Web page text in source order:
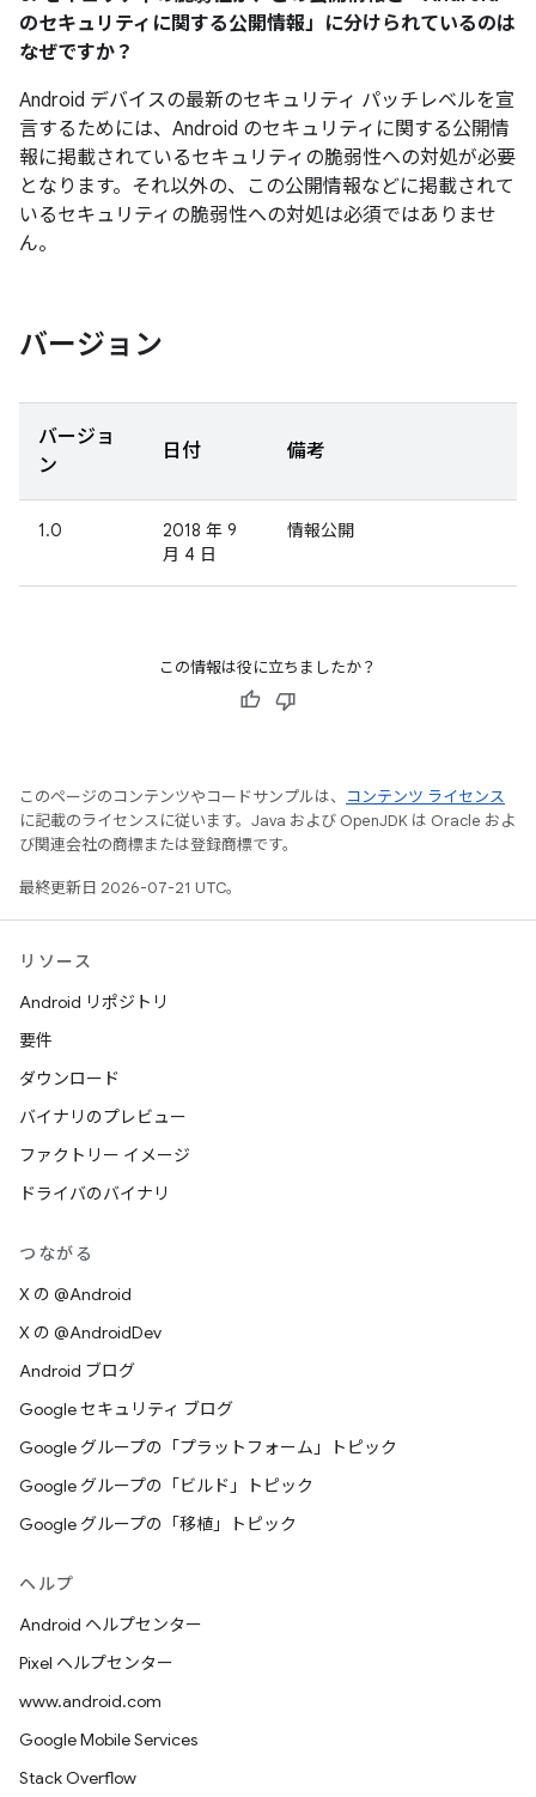
のセキュリティに関する公開情報」に分けられているのは
なぜですか？
Android デバイスの最新のセキュリティ パッチレベルを宣
言するためには、Android のセキュリティに関する公開情
報に掲載されているセキュリティの脆弱性への対処が必要
となります。それ以外の、この公開情報などに掲載されて
いるセキュリティの脆弱性への対処は必須ではありませ
ん。
バージョン
バージョ
ン
日付 備考
1.0
2018 年 9
月 4 日
情報公開
この情報は役に立ちましたか？
このページのコンテンツやコードサンプルは、
コンテンツ ライセンス
に記載のライセンスに従います。Java および OpenJDK は Oracle およ
び関連会社の商標または登録商標です。
最終更新日 2026-07-21 UTC。
リソース
Android リポジトリ
要件
ダウンロード
バイナリのプレビュー
ファクトリー イメージ
ドライバのバイナリ
つながる
X の @Android
X の @AndroidDev
Android ブログ
Google セキュリティ ブログ
Google グループの「プラットフォーム」トピック
Google グループの「ビルド」トピック
Google グループの「移植」トピック
ヘルプ
Android ヘルプセンター
Pixel ヘルプセンター
www.android.com
Google Mobile Services
Stack Overflow